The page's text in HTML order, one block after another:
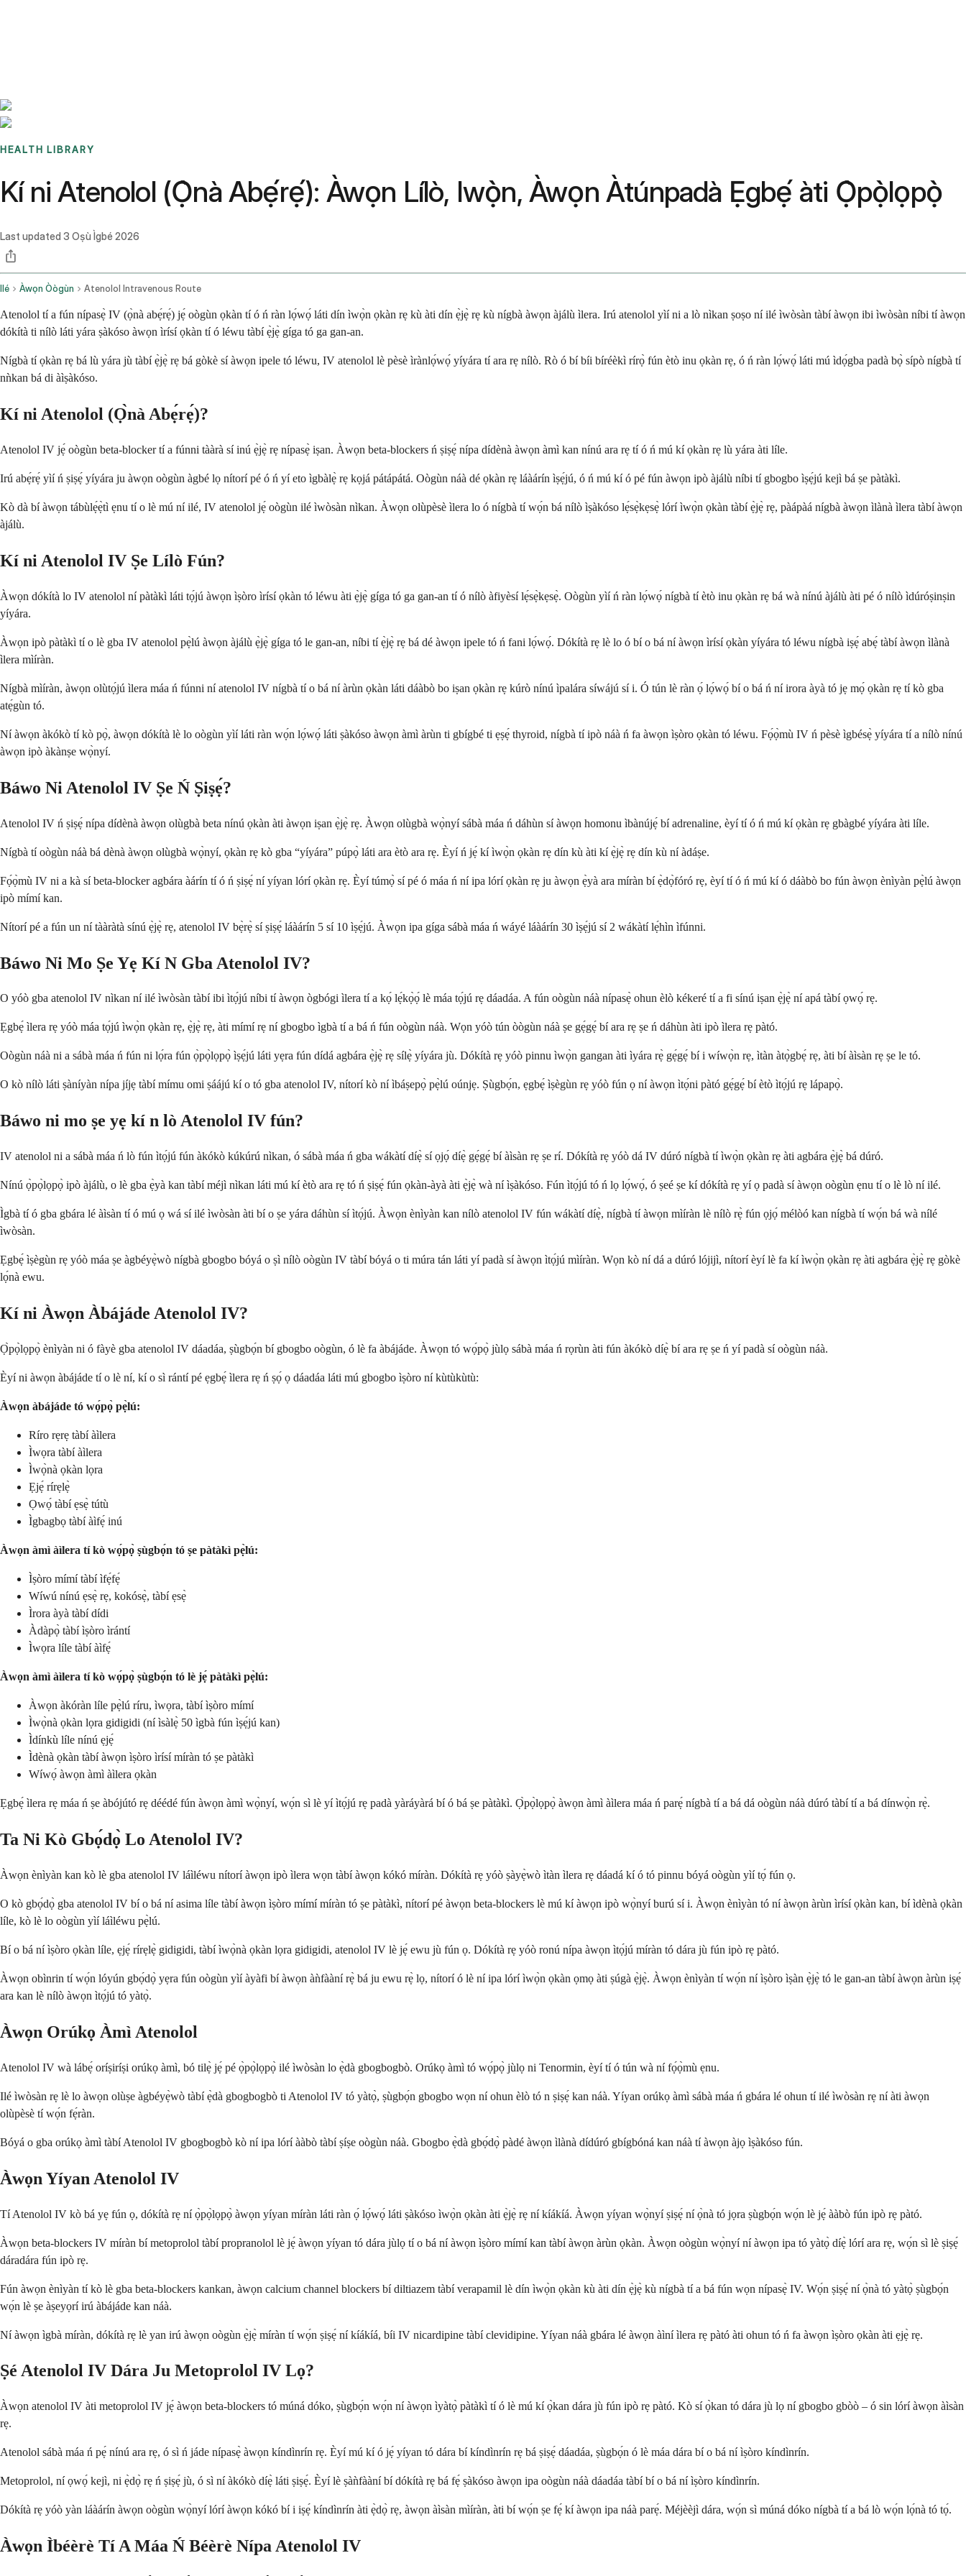
HEALTH LIBRARY
Kí ni Atenolol (Ọ̀nà Abẹ́rẹ́): Àwọn Lílò, Iwọ̀n, Àwọn Àtúnpadà Ẹgbẹ́ àti Ọ̀pọ̀lọpọ̀
Last updated 3 Oṣù Ìgbé 2026
Ilé Àwọn Òògùn Atenolol Intravenous Route
Atenolol tí a fún nípasẹ̀ IV (ọ̀nà abẹ́rẹ́) jẹ́ oògùn ọkàn tí ó ń ràn lọ́wọ́ láti dín ìwọ̀n ọkàn rẹ kù àti dín ẹ̀jẹ̀ rẹ kù nígbà àwọn àjálù ìlera. Irú atenolol yìí ni a lò nìkan ṣoṣo ní ilé ìwòsàn tàbí àwọn ibi ìwòsàn níbi tí àwọn
dókítà ti nílò láti yára ṣàkóso àwọn ìrísí ọkàn tí ó léwu tàbí ẹ̀jẹ̀ gíga tó ga gan-an.
Nígbà tí ọkàn rẹ bá lù yára jù tàbí ẹ̀jẹ̀ rẹ bá gòkè sí àwọn ipele tó léwu, IV atenolol lè pèsè ìrànlọ́wọ́ yíyára tí ara rẹ nílò. Rò ó bí bíi bíréèkì rírọ̀ fún ètò inu ọkàn rẹ, ó ń ràn lọ́wọ́ láti mú ìdọ́gba padà bọ̀ sípò nígbà tí
nǹkan bá di àìṣàkóso.
Kí ni Atenolol (Ọ̀nà Abẹ́rẹ́)?
Atenolol IV jẹ́ oògùn beta-blocker tí a fúnni tààrà sí inú ẹ̀jẹ̀ rẹ nípasẹ̀ iṣan. Àwọn beta-blockers ń ṣiṣẹ́ nípa dídènà àwọn àmì kan nínú ara rẹ tí ó ń mú kí ọkàn rẹ lù yára àti líle.
Irú abẹ́rẹ́ yìí ń ṣiṣẹ́ yíyára ju àwọn oògùn àgbé lọ nítorí pé ó ń yí eto ìgbàlẹ̀ rẹ kọjá pátápátá. Oògùn náà dé ọkàn rẹ láàárín ìṣẹ́jú, ó ń mú kí ó pé fún àwọn ipò àjálù níbi tí gbogbo ìṣẹ́jú kejì bá ṣe pàtàkì.
Kò dà bí àwọn tábùlẹ́ẹ̀tì ẹnu tí o lè mú ní ilé, IV atenolol jẹ́ oògùn ilé ìwòsàn nìkan. Àwọn olùpèsè ìlera lo ó nígbà tí wọ́n bá nílò ìṣàkóso lẹ́sẹ̀kẹsẹ̀ lórí ìwọ̀n ọkàn tàbí ẹ̀jẹ̀ rẹ, pàápàá nígbà àwọn ìlànà ìlera tàbí àwọn
àjálù.
Kí ni Atenolol IV Ṣe Lílò Fún?
Àwọn dókítà lo IV atenolol ní pàtàkì láti tọ́jú àwọn ìṣòro ìrísí ọkàn tó léwu àti ẹ̀jẹ̀ gíga tó ga gan-an tí ó nílò àfiyèsí lẹ́sẹ̀kẹsẹ̀. Oògùn yìí ń ràn lọ́wọ́ nígbà tí ètò inu ọkàn rẹ bá wà nínú àjálù àti pé ó nílò ìdúróṣinṣin
yíyára.
Àwọn ipò pàtàkì tí o lè gba IV atenolol pẹ̀lú àwọn àjálù ẹ̀jẹ̀ gíga tó le gan-an, níbi tí ẹ̀jẹ̀ rẹ bá dé àwọn ipele tó ń fani lọ́wọ́. Dókítà rẹ lè lo ó bí o bá ní àwọn ìrísí ọkàn yíyára tó léwu nígbà iṣẹ́ abẹ́ tàbí àwọn ìlànà
ìlera mìíràn.
Nígbà mìíràn, àwọn olùtọ́jú ìlera máa ń fúnni ní atenolol IV nígbà tí o bá ní àrùn ọkàn láti dáàbò bo iṣan ọkàn rẹ kúrò nínú ìpalára síwájú sí i. Ó tún lè ràn ọ́ lọ́wọ́ bí o bá ń ní irora àyà tó jẹ mọ́ ọkàn rẹ tí kò gba
atẹ́gùn tó.
Ní àwọn àkókò tí kò pọ̀, àwọn dókítà lè lo oògùn yìí láti ràn wọ́n lọ́wọ́ láti ṣàkóso àwọn àmì àrùn ti gbígbé ti ẹṣẹ́ thyroid, nígbà tí ipò náà ń fa àwọn ìṣòro ọkàn tó léwu. Fọ́ọ̀mù IV ń pèsè ìgbésẹ̀ yíyára tí a nílò nínú
àwọn ipò àkànṣe wọ̀nyí.
Báwo Ni Atenolol IV Ṣe Ń Ṣiṣẹ́?
Atenolol IV ń ṣiṣẹ́ nípa dídènà àwọn olùgbà beta nínú ọkàn àti àwọn iṣan ẹ̀jẹ̀ rẹ. Àwọn olùgbà wọ̀nyí sábà máa ń dáhùn sí àwọn homonu ìbànújẹ́ bí adrenaline, èyí tí ó ń mú kí ọkàn rẹ gbàgbé yíyára àti líle.
Nígbà tí oògùn náà bá dènà àwọn olùgbà wọ̀nyí, ọkàn rẹ kò gba “yíyára” púpọ̀ láti ara ètò ara rẹ. Èyí ń jẹ́ kí ìwọ̀n ọkàn rẹ dín kù àti kí ẹ̀jẹ̀ rẹ dín kù ní àdáṣe.
Fọ́ọ̀mù IV ni a kà sí beta-blocker agbára àárín tí ó ń ṣiṣẹ́ ní yíyan lórí ọkàn rẹ. Èyí túmọ̀ sí pé ó máa ń ní ipa lórí ọkàn rẹ ju àwọn ẹ̀yà ara míràn bí ẹ̀dọ̀fóró rẹ, èyí tí ó ń mú kí ó dáàbò bo fún àwọn ènìyàn pẹ̀lú àwọn
ipò mímí kan.
Nítorí pé a fún un ní tààràtà sínú ẹ̀jẹ̀ rẹ, atenolol IV bẹ̀rẹ̀ sí ṣiṣẹ́ láàárín 5 sí 10 ìṣẹ́jú. Àwọn ipa gíga sábà máa ń wáyé láàárín 30 ìṣẹ́jú sí 2 wákàtí lẹ́hìn ìfúnni.
Báwo Ni Mo Ṣe Yẹ Kí N Gba Atenolol IV?
O yóò gba atenolol IV nìkan ní ilé ìwòsàn tàbí ibi ìtọ́jú níbi tí àwọn ògbógi ìlera tí a kọ́ lẹ́kọ̀ọ́ lè máa tọ́jú rẹ dáadáa. A fún oògùn náà nípasẹ̀ ohun èlò kékeré tí a fi sínú iṣan ẹ̀jẹ̀ ní apá tàbí ọwọ́ rẹ.
Ẹgbẹ́ ìlera rẹ yóò máa tọ́jú ìwọ̀n ọkàn rẹ, ẹ̀jẹ̀ rẹ, àti mímí rẹ ní gbogbo ìgbà tí a bá ń fún oògùn náà. Wọn yóò tún òògùn náà ṣe gẹ́gẹ́ bí ara rẹ ṣe ń dáhùn àti ipò ìlera rẹ pàtó.
Oògùn náà ni a sábà máa ń fún ni lọ́ra fún ọ̀pọ̀lọpọ̀ ìṣẹ́jú láti yẹra fún dídá agbára ẹ̀jẹ̀ rẹ sílẹ̀ yíyára jù. Dókítà rẹ yóò pinnu ìwọ̀n gangan àti ìyára rẹ̀ gẹ́gẹ́ bí i wíwọ̀n rẹ, ìtàn àtọ̀gbẹ́ rẹ, àti bí àìsàn rẹ ṣe le tó.
O kò nílò láti ṣàníyàn nípa jíjẹ tàbí mímu omi ṣáájú kí o tó gba atenolol IV, nítorí kò ní ìbáṣepọ̀ pẹ̀lú oúnjẹ. Ṣùgbọ́n, ẹgbẹ́ ìṣègùn rẹ yóò fún ọ ní àwọn ìtọ́ni pàtó gẹ́gẹ́ bí ètò ìtọ́jú rẹ lápapọ̀.
Báwo ni mo ṣe yẹ kí n lò Atenolol IV fún?
IV atenolol ni a sábà máa ń lò fún ìtọ́jú fún àkókò kúkúrú nìkan, ó sábà máa ń gba wákàtí díẹ̀ sí ọjọ́ díẹ̀ gẹ́gẹ́ bí àìsàn rẹ ṣe rí. Dókítà rẹ yóò dá IV dúró nígbà tí ìwọ̀n ọkàn rẹ àti agbára ẹ̀jẹ̀ bá dúró.
Nínú ọ̀pọ̀lọpọ̀ ipò àjálù, o lè gba ẹ̀yà kan tàbí méjì nìkan láti mú kí ètò ara rẹ tó ń ṣiṣẹ́ fún ọkàn-àyà àti ẹ̀jẹ̀ wà ní ìṣàkóso. Fún ìtọ́jú tó ń lọ lọ́wọ́, ó ṣeé ṣe kí dókítà rẹ yí ọ padà sí àwọn oògùn ẹnu tí o lè lò ní ilé.
Ìgbà tí ó gba gbára lé àìsàn tí ó mú ọ wá sí ilé ìwòsàn àti bí o ṣe yára dáhùn sí ìtọ́jú. Àwọn ènìyàn kan nílò atenolol IV fún wákàtí díẹ̀, nígbà tí àwọn mìíràn lè nílò rẹ̀ fún ọjọ́ mélòó kan nígbà tí wọ́n bá wà nílé
ìwòsàn.
Ẹgbẹ́ ìṣègùn rẹ yóò máa ṣe àgbéyẹ̀wò nígbà gbogbo bóyá o ṣì nílò oògùn IV tàbí bóyá o ti múra tán láti yí padà sí àwọn ìtọ́jú mìíràn. Wọn kò ní dá a dúró lójijì, nítorí èyí lè fa kí ìwọ̀n ọkàn rẹ àti agbára ẹ̀jẹ̀ rẹ gòkè
lọ́nà ewu.
Kí ni Àwọn Àbájáde Atenolol IV?
Ọ̀pọ̀lọpọ̀ ènìyàn ni ó fàyè gba atenolol IV dáadáa, ṣùgbọ́n bí gbogbo oògùn, ó lè fa àbájáde. Àwọn tó wọ́pọ̀ jùlọ sábà máa ń rọrùn àti fún àkókò díẹ̀ bí ara rẹ ṣe ń yí padà sí oògùn náà.
Èyí ni àwọn àbájáde tí o lè ní, kí o sì rántí pé ẹgbẹ́ ìlera rẹ ń ṣọ́ ọ dáadáa láti mú gbogbo ìṣòro ní kùtùkùtù:
Àwọn àbájáde tó wọ́pọ̀ pẹ̀lú:
Ríro rẹrẹ tàbí àìlera
Ìwọra tàbí àìlera
Ìwọ̀nà ọkàn lọra
Ẹjẹ́ rírẹlẹ̀
Ọwọ́ tàbí ẹsẹ̀ tútù
Ìgbagbọ tàbí àìfẹ́ inú
Àwọn àmì àìlera tí kò wọ́pọ̀ ṣùgbọ́n tó ṣe pàtàkì pẹ̀lú:
Ìṣòro mímí tàbí ìfẹ́fẹ́
Wíwú nínú ẹsẹ̀ rẹ, kokósẹ̀, tàbí ẹsẹ̀
Ìrora àyà tàbí dídi
Àdàpọ̀ tàbí ìṣòro ìrántí
Ìwọra líle tàbí àìfẹ́
Àwọn àmì àìlera tí kò wọ́pọ̀ ṣùgbọ́n tó lè jẹ́ pàtàkì pẹ̀lú:
Àwọn àkóràn líle pẹ̀lú ríru, ìwọra, tàbí ìṣòro mímí
Ìwọ̀nà ọkàn lọra gidigidi (ní ìsàlẹ̀ 50 ìgbà fún ìṣẹ́jú kan)
Ìdínkù líle nínú ẹjẹ́
Ìdènà ọkàn tàbí àwọn ìṣòro ìrísí míràn tó ṣe pàtàkì
Wíwọ́ àwọn àmì àìlera ọkàn
Ẹgbẹ́ ìlera rẹ máa ń ṣe àbójútó rẹ déédé fún àwọn àmì wọ̀nyí, wọ́n sì lè yí ìtọ́jú rẹ padà yàráyàrá bí ó bá ṣe pàtàkì. Ọ̀pọ̀lọpọ̀ àwọn àmì àìlera máa ń parẹ́ nígbà tí a bá dá oògùn náà dúró tàbí tí a bá dínwọ̀n rẹ̀.
Ta Ni Kò Gbọ́dọ̀ Lo Atenolol IV?
Àwọn ènìyàn kan kò lè gba atenolol IV láìléwu nítorí àwọn ipò ìlera wọn tàbí àwọn kókó míràn. Dókítà rẹ yóò ṣàyẹ̀wò ìtàn ìlera rẹ dáadá kí ó tó pinnu bóyá oògùn yìí tọ́ fún ọ.
O kò gbọ́dọ̀ gba atenolol IV bí o bá ní asima líle tàbí àwọn ìṣòro mímí míràn tó ṣe pàtàkì, nítorí pé àwọn beta-blockers lè mú kí àwọn ipò wọ̀nyí burú sí i. Àwọn ènìyàn tó ní àwọn àrùn ìrísí ọkàn kan, bí ìdènà ọkàn
líle, kò lè lo oògùn yìí láìléwu pẹ̀lú.
Bí o bá ní ìṣòro ọkàn líle, ẹjẹ́ rírẹlẹ̀ gidigidi, tàbí ìwọ̀nà ọkàn lọra gidigidi, atenolol IV lè jẹ́ ewu jù fún ọ. Dókítà rẹ yóò ronú nípa àwọn ìtọ́jú míràn tó dára jù fún ipò rẹ pàtó.
Àwọn obìnrin tí wọ́n lóyún gbọ́dọ̀ yẹra fún oògùn yìí àyàfi bí àwọn àǹfààní rẹ̀ bá ju ewu rẹ̀ lọ, nítorí ó lè ní ipa lórí ìwọ̀n ọkàn ọmọ àti ṣúgà ẹ̀jẹ̀. Àwọn ènìyàn tí wọ́n ní ìṣòro ìṣàn ẹ̀jẹ̀ tó le gan-an tàbí àwọn àrùn iṣẹ́
ara kan lè nílò àwọn ìtọ́jú tó yàtọ̀.
Àwọn Orúkọ Àmì Atenolol
Atenolol IV wà lábẹ́ oríṣiríṣi orúkọ àmì, bó tilẹ̀ jẹ́ pé ọ̀pọ̀lọpọ̀ ilé ìwòsàn lo ẹ̀dà gbogbogbò. Orúkọ àmì tó wọ́pọ̀ jùlọ ni Tenormin, èyí tí ó tún wà ní fọ́ọ̀mù ẹnu.
Ilé ìwòsàn rẹ lè lo àwọn olùṣe àgbéyẹ̀wò tàbí ẹ̀dà gbogbogbò ti Atenolol IV tó yàtọ̀, ṣùgbọ́n gbogbo wọn ní ohun èlò tó n ṣiṣẹ́ kan náà. Yíyan orúkọ àmì sábà máa ń gbára lé ohun tí ilé ìwòsàn rẹ ní àti àwọn
olùpèsè tí wọ́n fẹ́ràn.
Bóyá o gba orúkọ àmì tàbí Atenolol IV gbogbogbò kò ní ipa lórí ààbò tàbí ṣíṣe oògùn náà. Gbogbo ẹ̀dà gbọ́dọ̀ pàdé àwọn ìlànà dídúró gbígbóná kan náà tí àwọn àjọ ìṣàkóso fún.
Àwọn Yíyan Atenolol IV
Tí Atenolol IV kò bá yẹ fún ọ, dókítà rẹ ní ọ̀pọ̀lọpọ̀ àwọn yíyan míràn láti ràn ọ́ lọ́wọ́ láti ṣàkóso ìwọ̀n ọkàn àti ẹ̀jẹ̀ rẹ ní kíákíá. Àwọn yíyan wọ̀nyí ṣiṣẹ́ ní ọ̀nà tó jọra ṣùgbọ́n wọ́n lè jẹ́ ààbò fún ipò rẹ pàtó.
Àwọn beta-blockers IV míràn bí metoprolol tàbí propranolol lè jẹ́ àwọn yíyan tó dára jùlọ tí o bá ní àwọn ìṣòro mímí kan tàbí àwọn àrùn ọkàn. Àwọn oògùn wọ̀nyí ní àwọn ipa tó yàtọ̀ díẹ̀ lórí ara rẹ, wọ́n sì lè ṣiṣẹ́
dáradára fún ipò rẹ.
Fún àwọn ènìyàn tí kò lè gba beta-blockers kankan, àwọn calcium channel blockers bí diltiazem tàbí verapamil lè dín ìwọ̀n ọkàn kù àti dín ẹ̀jẹ̀ kù nígbà tí a bá fún wọn nípasẹ̀ IV. Wọ́n ṣiṣẹ́ ní ọ̀nà tó yàtọ̀ ṣùgbọ́n
wọ́n lè ṣe àṣeyọrí irú àbájáde kan náà.
Ní àwọn ìgbà míràn, dókítà rẹ lè yan irú àwọn oògùn ẹ̀jẹ̀ míràn tí wọ́n ṣiṣẹ́ ní kíákíá, bíi IV nicardipine tàbí clevidipine. Yíyan náà gbára lé àwọn àìní ìlera rẹ pàtó àti ohun tó ń fa àwọn ìṣòro ọkàn àti ẹjẹ̀ rẹ.
Ṣé Atenolol IV Dára Ju Metoprolol IV Lọ?
Àwọn atenolol IV àti metoprolol IV jẹ́ àwọn beta-blockers tó múná dóko, ṣùgbọ́n wọ́n ní àwọn ìyàtọ̀ pàtàkì tí ó lè mú kí ọ̀kan dára jù fún ipò rẹ pàtó. Kò sí ọ̀kan tó dára jù lọ ní gbogbo gbòò – ó sin lórí àwọn àìsàn
rẹ.
Atenolol sábà máa ń pẹ́ nínú ara rẹ, ó sì ń jáde nípasẹ̀ àwọn kíndìnrín rẹ. Èyí mú kí ó jẹ́ yíyan tó dára bí kíndìnrín rẹ bá ṣiṣẹ́ dáadáa, ṣùgbọ́n ó lè máa dára bí o bá ní ìṣòro kíndìnrín.
Metoprolol, ní ọwọ́ kejì, ni ẹ̀dọ̀ rẹ ń ṣiṣẹ́ jù, ó sì ní àkókò díẹ̀ láti ṣiṣẹ́. Èyí lè ṣàǹfààní bí dókítà rẹ bá fẹ́ ṣàkóso àwọn ipa oògùn náà dáadáa tàbí bí o bá ní ìṣòro kíndìnrín.
Dókítà rẹ yóò yàn láàárín àwọn oògùn wọ̀nyí lórí àwọn kókó bí i iṣẹ́ kíndìnrín àti ẹ̀dọ̀ rẹ, àwọn àìsàn mìíràn, àti bí wọ́n ṣe fẹ́ kí àwọn ipa náà parẹ́. Méjèèjì dára, wọ́n sì múná dóko nígbà tí a bá lò wọ́n lọ́nà tó tọ́.
Àwọn Ìbéèrè Tí A Máa Ń Béèrè Nípa Atenolol IV